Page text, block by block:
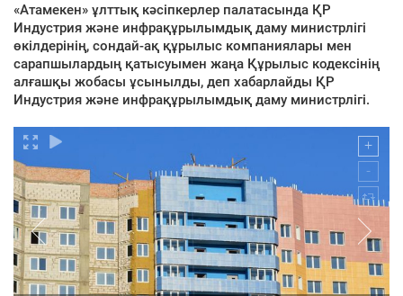
«Атамекен» ұлттық кәсіпкерлер палатасында ҚР
Индустрия және инфрақұрылымдық даму министрлігі
өкілдерінің, сондай-ақ құрылыс компаниялары мен
сарапшылардың қатысуымен жаңа Құрылыс кодексінің
алғашқы жобасы ұсынылды, деп хабарлайды ҚР
Индустрия және инфрақұрылымдық даму министрлігі.